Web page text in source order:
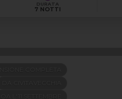
DURATA
7 NOTTI